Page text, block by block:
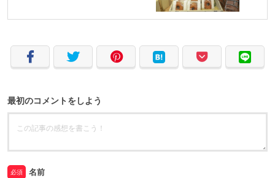
最初のコメントをしよう
必須 名前